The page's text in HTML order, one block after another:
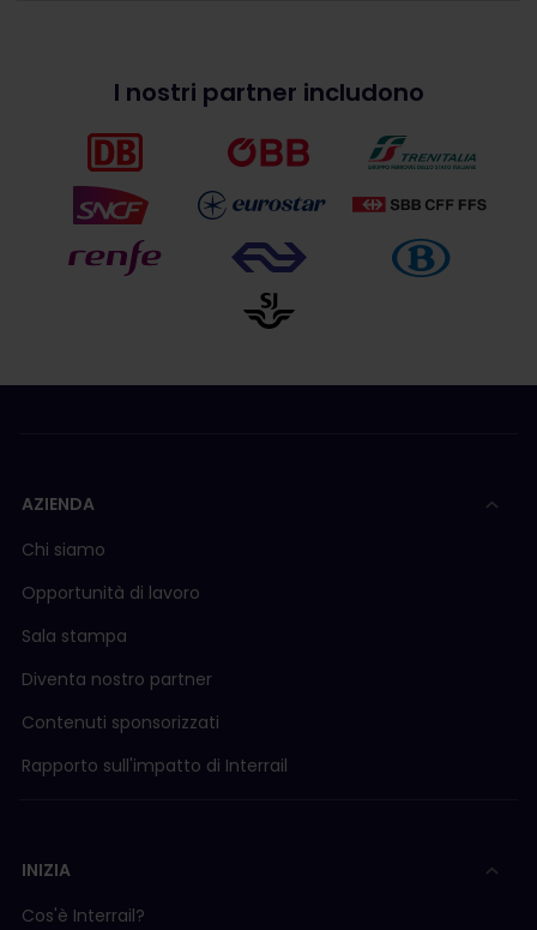
I nostri partner includono
AZIENDA
Chi siamo
Opportunità di lavoro
Sala stampa
Diventa nostro partner
Contenuti sponsorizzati
Rapporto sull'impatto di Interrail
INIZIA
Cos'è Interrail?